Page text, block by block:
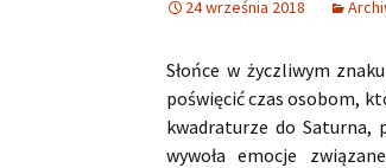
24 września 2018
Słońce w życzliwym
poświęcić czas osobom,
kwadraturze do Saturna,
wywoła emocje